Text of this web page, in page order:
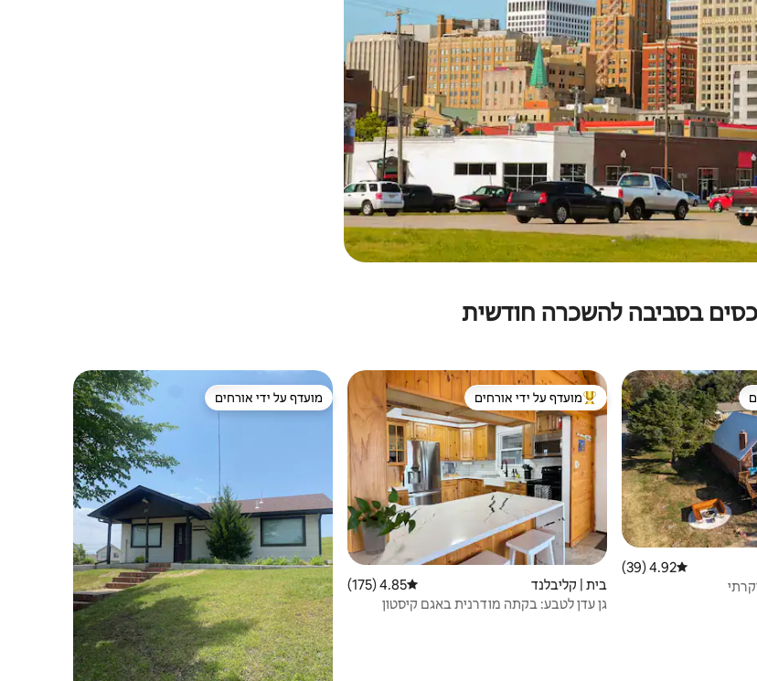
בסביבה להשכרה חודשית
על ידי אורחים
דירוג ממוצע של 4.92 מתוך 5, 39 ביקורות
4.92 (39)
מוביל בקרב נכסים מועדפים על ידי אורחים
מועדף על ידי אורחים
בית | קליבלנד דירוג ממוצע של 4.85 מתוך 5, 175 ביקורות
4.85 (175)
גן עדן לטבע: בקתה מודרנית באגם קיסטון
מועדף על ידי אורחים
מועדף על ידי אורחים